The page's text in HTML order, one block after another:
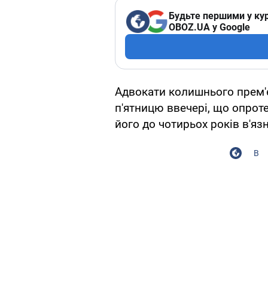
Будьте першими у
OBOZ.UA у Google
Адвокати колишнього
п'ятницю ввечері, що
його до чотирьох років